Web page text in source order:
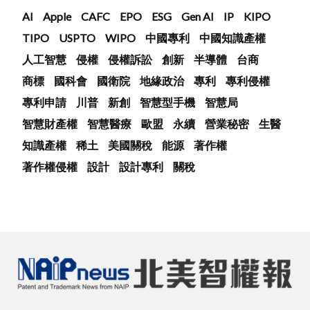
AI Apple CAFC EPO ESG Gen AI IP
KIPO
TIPO
USPTO WIPO 中國專利
中國知識產權
人工智慧
侵權 侵權訴訟 創新 半導體
台商
商標
國科會 國衛院 地緣政治 專利
專利侵權
專利申請
川普 新創 智慧型手機
智慧局
智慧財產權
智慧醫療 歐盟 永續 營業秘密
生醫
知識產權
稀土 美國關稅 能源
著作權
著作權侵權
設計 設計專利 關稅